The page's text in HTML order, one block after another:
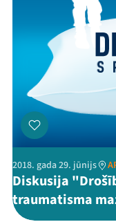
2018. gada 29. jūnijs
Diskusija
traumatisma